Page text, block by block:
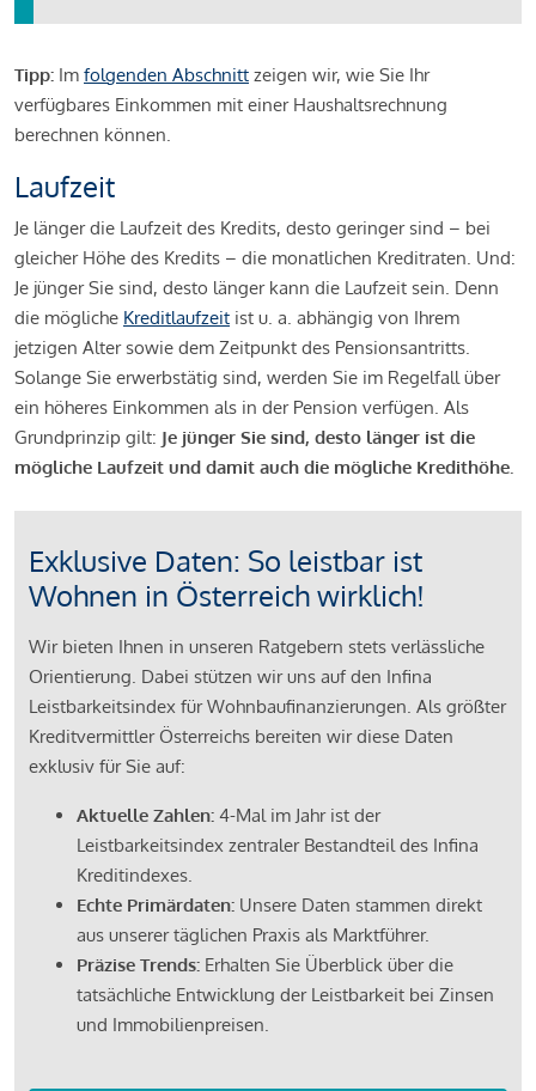
Tipp: Im folgenden Abschnitt zeigen wir, wie Sie Ihr
verfügbares Einkommen mit einer Haushaltsrechnung
berechnen können.
Laufzeit
Je länger die Laufzeit des Kredits, desto geringer sind – bei
gleicher Höhe des Kredits – die monatlichen Kreditraten. Und:
Je jünger Sie sind, desto länger kann die Laufzeit sein. Denn
die mögliche Kreditlaufzeit ist u. a. abhängig von Ihrem
jetzigen Alter sowie dem Zeitpunkt des Pensionsantritts.
Solange Sie erwerbstätig sind, werden Sie im Regelfall über
ein höheres Einkommen als in der Pension verfügen. Als
Grundprinzip gilt: Je jünger Sie sind, desto länger ist die
mögliche Laufzeit und damit auch die mögliche Kredithöhe.
Exklusive Daten: So leistbar ist
Wohnen in Österreich wirklich!
Wir bieten Ihnen in unseren Ratgebern stets verlässliche
Orientierung. Dabei stützen wir uns auf den Infina
Leistbarkeitsindex für Wohnbaufinanzierungen. Als größter
Kreditvermittler Österreichs bereiten wir diese Daten
exklusiv für Sie auf:
Aktuelle Zahlen: 4-Mal im Jahr ist der
Leistbarkeitsindex zentraler Bestandteil des Infina
Kreditindexes.
Echte Primärdaten: Unsere Daten stammen direkt
aus unserer täglichen Praxis als Marktführer.
Präzise Trends: Erhalten Sie Überblick über die
tatsächliche Entwicklung der Leistbarkeit bei Zinsen
und Immobilienpreisen.